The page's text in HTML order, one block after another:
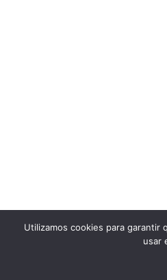
Utilizamos cookies para garantir
usar